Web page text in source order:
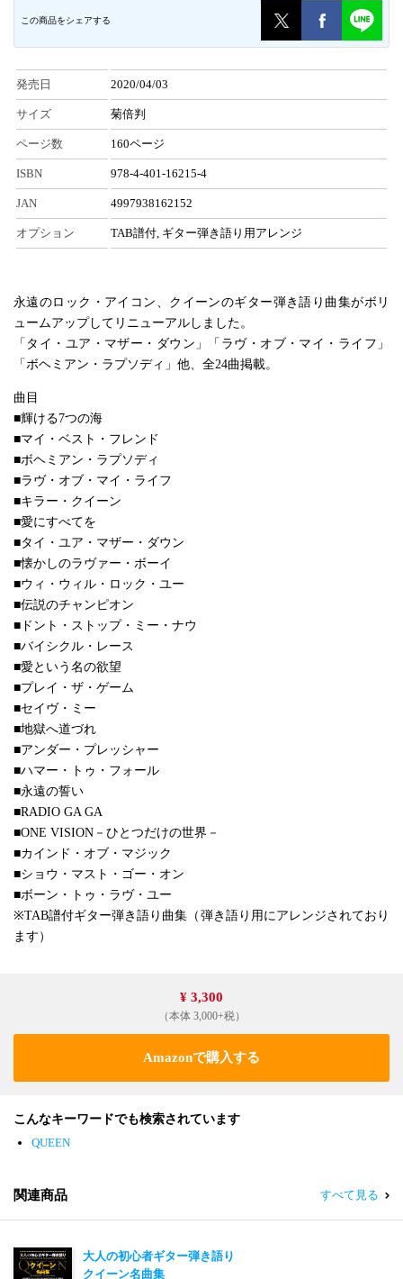
この商品をシェアする
発売日 2020/04/03
サイズ 菊倍判
ページ数 160ページ
ISBN 978-4-401-16215-4
JAN 4997938162152
オプション TAB譜付, ギター弾き語り用アレンジ
永遠のロック・アイコン、クイーンのギター弾き語り曲集がボリ
ュームアップしてリニューアルしました。
「タイ・ユア・マザー・ダウン」「ラヴ・オブ・マイ・ライフ」
「ボヘミアン・ラプソディ」他、全24曲掲載。
曲目
■輝ける7つの海
■マイ・ベスト・フレンド
■ボヘミアン・ラプソディ
■ラヴ・オブ・マイ・ライフ
■キラー・クイーン
■愛にすべてを
■タイ・ユア・マザー・ダウン
■懐かしのラヴァー・ボーイ
■ウィ・ウィル・ロック・ユー
■伝説のチャンピオン
■ドント・ストップ・ミー・ナウ
■バイシクル・レース
■愛という名の欲望
■プレイ・ザ・ゲーム
■セイヴ・ミー
■地獄へ道づれ
■アンダー・プレッシャー
■ハマー・トゥ・フォール
■永遠の誓い
■RADIO GA GA
■ONE VISION－ひとつだけの世界－
■カインド・オブ・マジック
■ショウ・マスト・ゴー・オン
■ボーン・トゥ・ラヴ・ユー
※TAB譜付ギター弾き語り曲集（弾き語り用にアレンジされており
ます）
¥ 3,300
（本体 3,000+税）
Amazonで購入する
こんなキーワードでも検索されています
QUEEN
関連商品 すべて見る
大人の初心者ギター弾き語り
クイーン名曲集